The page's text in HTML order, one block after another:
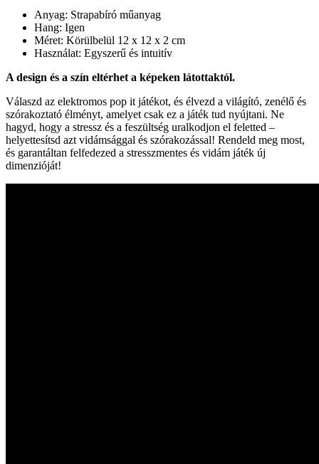
Anyag: Strapabíró műanyag
Hang: Igen
Méret: Körülbelül 12 x 12 x 2 cm
Használat: Egyszerű és intuitív
A design és a szín eltérhet a képeken látottaktól.
Válaszd az elektromos pop it játékot, és élvezd a világító, zenélő és
szórakoztató élményt, amelyet csak ez a játék tud nyújtani. Ne
hagyd, hogy a stressz és a feszültség uralkodjon el feletted –
helyettesítsd azt vidámsággal és szórakozással! Rendeld meg most,
és garantáltan felfedezed a stresszmentes és vidám játék új
dimenzióját!